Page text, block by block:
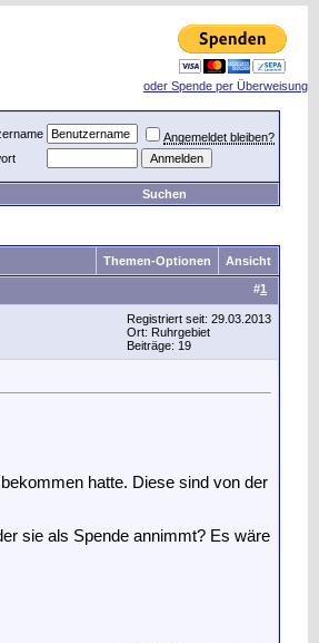
oder Spende per Überweisung
Angemeldet bleiben?
Suchen
Themen-Optionen Ansicht
#1
Registriert seit: 29.03.2013
Ort: Ruhrgebiet
Beiträge: 19
hatte. Diese sind von der
sie als Spende annimmt? Es wäre